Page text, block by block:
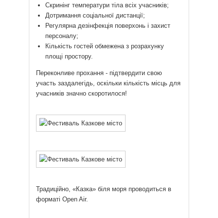
Скринінг температури тіла всіх учасників;
Дотримання соціальної дистанції;
Регулярна дезінфекція поверхонь і захист
персоналу;
Кількість гостей обмежена з розрахунку
площі простору.
Переконливе прохання - підтвердити свою
участь заздалегідь, оскільки кількість місць для
учасників значно скоротилося!
Традиційно, «Казка» біля моря проводиться в
форматі Open Air.